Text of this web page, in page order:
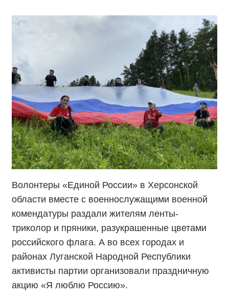
Волонтеры «Единой России» в Херсонской
области вместе с военнослужащими военной
комендатуры раздали жителям ленты-
триколор и пряники, разукрашенные цветами
российского флага. А во всех городах и
районах Луганской Народной Республики
активисты партии организовали праздничную
акцию «Я люблю Россию».